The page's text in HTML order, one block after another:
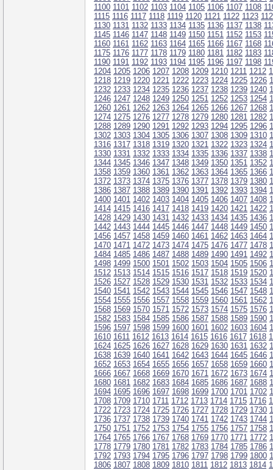
1100 1101 1102 1103 1104 1105 1106 1107 1108
1115 1116 1117 1118 1119 1120 1121 1122 1123
1130 1131 1132 1133 1134 1135 1136 1137 1138
1145 1146 1147 1148 1149 1150 1151 1152 1153
1160 1161 1162 1163 1164 1165 1166 1167 1168
1175 1176 1177 1178 1179 1180 1181 1182 1183
1190 1191 1192 1193 1194 1195 1196 1197 1198
1204 1205 1206 1207 1208 1209 1210 1211 1212
1218 1219 1220 1221 1222 1223 1224 1225 1226
1232 1233 1234 1235 1236 1237 1238 1239 1240
1246 1247 1248 1249 1250 1251 1252 1253 1254
1260 1261 1262 1263 1264 1265 1266 1267 1268
1274 1275 1276 1277 1278 1279 1280 1281 1282
1288 1289 1290 1291 1292 1293 1294 1295 1296
1302 1303 1304 1305 1306 1307 1308 1309 1310
1316 1317 1318 1319 1320 1321 1322 1323 1324
1330 1331 1332 1333 1334 1335 1336 1337 1338
1344 1345 1346 1347 1348 1349 1350 1351 1352
1358 1359 1360 1361 1362 1363 1364 1365 1366
1372 1373 1374 1375 1376 1377 1378 1379 1380
1386 1387 1388 1389 1390 1391 1392 1393 1394
1400 1401 1402 1403 1404 1405 1406 1407 1408
1414 1415 1416 1417 1418 1419 1420 1421 1422
1428 1429 1430 1431 1432 1433 1434 1435 1436
1442 1443 1444 1445 1446 1447 1448 1449 1450
1456 1457 1458 1459 1460 1461 1462 1463 1464
1470 1471 1472 1473 1474 1475 1476 1477 1478
1484 1485 1486 1487 1488 1489 1490 1491 1492
1498 1499 1500 1501 1502 1503 1504 1505 1506
1512 1513 1514 1515 1516 1517 1518 1519 1520
1526 1527 1528 1529 1530 1531 1532 1533 1534
1540 1541 1542 1543 1544 1545 1546 1547 1548
1554 1555 1556 1557 1558 1559 1560 1561 1562
1568 1569 1570 1571 1572 1573 1574 1575 1576
1582 1583 1584 1585 1586 1587 1588 1589 1590
1596 1597 1598 1599 1600 1601 1602 1603 1604
1610 1611 1612 1613 1614 1615 1616 1617 1618
1624 1625 1626 1627 1628 1629 1630 1631 1632
1638 1639 1640 1641 1642 1643 1644 1645 1646
1652 1653 1654 1655 1656 1657 1658 1659 1660
1666 1667 1668 1669 1670 1671 1672 1673 1674
1680 1681 1682 1683 1684 1685 1686 1687 1688
1694 1695 1696 1697 1698 1699 1700 1701 1702
1708 1709 1710 1711 1712 1713 1714 1715 1716
1722 1723 1724 1725 1726 1727 1728 1729 1730
1736 1737 1738 1739 1740 1741 1742 1743 1744
1750 1751 1752 1753 1754 1755 1756 1757 1758
1764 1765 1766 1767 1768 1769 1770 1771 1772
1778 1779 1780 1781 1782 1783 1784 1785 1786
1792 1793 1794 1795 1796 1797 1798 1799 1800
1806 1807 1808 1809 1810 1811 1812 1813 1814